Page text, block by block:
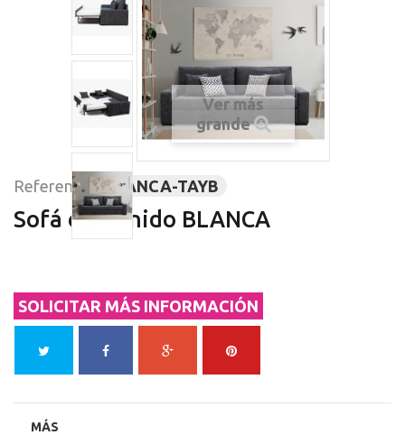
Ver más
grande
Referencia BLANCA-TAYB
Sofá cama nido BLANCA
SOLICITAR MÁS INFORMACIÓN
MÁS